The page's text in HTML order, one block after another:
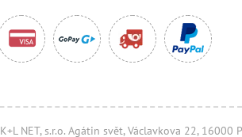
K+L NET, s.r.o. Agátin svět, Václavkova 22, 16000